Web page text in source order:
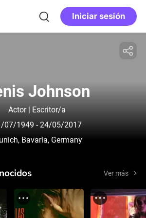
Iniciar sesión
Johnson
Actor | Escritor/a
07/1949 - 24/05/2017
Bavaria, Germany
Ver más